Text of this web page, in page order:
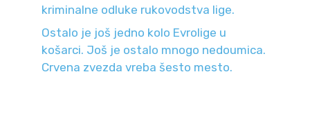
kriminalne odluke rukovodstva lige.
Ostalo je još jedno kolo Evrolige u
košarci. Još je ostalo mnogo nedoumica.
Crvena zvezda vreba šesto mesto.